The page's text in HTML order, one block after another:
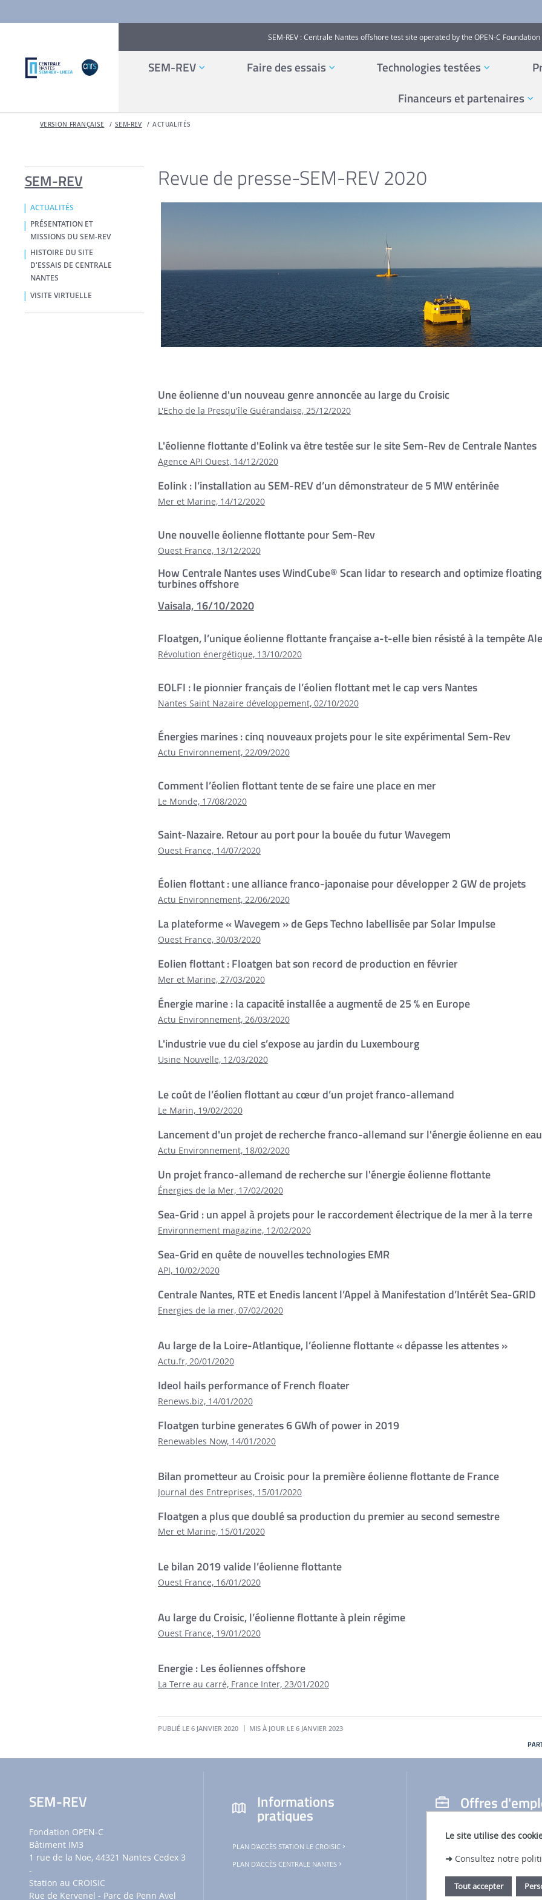
Le site utilise des
➜ Consultez notre
Tout accepter
SEM-REV : Centrale Nantes offshore test site operated by the OPEN-C Foundation
SEM-REV Faire des essais Technologies testées
Financeurs et partenaires
VERSION FRANÇAISE SEM-REV ACTUALITÉS
SEM-REV
ACTUALITÉS
PRÉSENTATION ET
MISSIONS DU SEM-REV
HISTOIRE DU SITE
D'ESSAIS DE CENTRALE
NANTES
VISITE VIRTUELLE
Revue de presse-SEM-REV 2020
Une éolienne d'un nouveau genre annoncée au large du Croisic
L'Echo de la Presqu'île Guérandaise, 25/12/2020
L'éolienne flottante d'Eolink va être testée sur le site Sem-Rev de Centrale Nantes
Agence API Ouest, 14/12/2020
Eolink : l’installation au SEM-REV d’un démonstrateur de 5 MW entérinée
Mer et Marine, 14/12/2020
Une nouvelle éolienne flottante pour Sem-Rev
Ouest France, 13/12/2020
How Centrale Nantes uses WindCube® Scan lidar to research and optimize
turbines offshore
Vaisala, 16/10/2020
Floatgen, l’unique éolienne flottante française a-t-elle bien résisté à la tempête
Révolution énergétique, 13/10/2020
EOLFI : le pionnier français de l’éolien flottant met le cap vers Nantes
Nantes Saint Nazaire développement, 02/10/2020
Énergies marines : cinq nouveaux projets pour le site expérimental Sem-Rev
Actu Environnement, 22/09/2020
Comment l’éolien flottant tente de se faire une place en mer
Le Monde, 17/08/2020
Saint-Nazaire. Retour au port pour la bouée du futur Wavegem
Ouest France, 14/07/2020
Éolien flottant : une alliance franco-japonaise pour développer 2 GW de projets
Actu Environnement, 22/06/2020
La plateforme « Wavegem » de Geps Techno labellisée par Solar Impulse
Ouest France, 30/03/2020
Eolien flottant : Floatgen bat son record de production en février
Mer et Marine, 27/03/2020
Énergie marine : la capacité installée a augmenté de 25 % en Europe
Actu Environnement, 26/03/2020
L'industrie vue du ciel s’expose au jardin du Luxembourg
Usine Nouvelle, 12/03/2020
Le coût de l’éolien flottant au cœur d’un projet franco-allemand
Le Marin, 19/02/2020
Lancement d'un projet de recherche franco-allemand sur l'énergie éolienne en
Actu Environnement, 18/02/2020
Un projet franco-allemand de recherche sur l'énergie éolienne flottante
Énergies de la Mer, 17/02/2020
Sea-Grid : un appel à projets pour le raccordement électrique de la mer à la terre
Environnement magazine, 12/02/2020
Sea-Grid en quête de nouvelles technologies EMR
API, 10/02/2020
Centrale Nantes, RTE et Enedis lancent l’Appel à Manifestation d’Intérêt Sea-GRID
Energies de la mer, 07/02/2020
Au large de la Loire-Atlantique, l’éolienne flottante « dépasse les attentes »
Actu.fr, 20/01/2020
Ideol hails performance of French floater
Renews.biz, 14/01/2020
Floatgen turbine generates 6 GWh of power in 2019
Renewables Now, 14/01/2020
Bilan prometteur au Croisic pour la première éolienne flottante de France
Journal des Entreprises, 15/01/2020
Floatgen a plus que doublé sa production du premier au second semestre
Mer et Marine, 15/01/2020
Le bilan 2019 valide l’éolienne flottante
Ouest France, 16/01/2020
Au large du Croisic, l’éolienne flottante à plein régime
Ouest France, 19/01/2020
Energie : Les éoliennes offshore
La Terre au carré, France Inter, 23/01/2020
PUBLIÉ LE 6 JANVIER 2020 MIS À JOUR LE 6 JANVIER 2023
SEM-REV
Fondation OPEN-C
Bâtiment IM3
1 rue de la Noë, 44321 Nantes Cedex 3
-
Station au CROISIC
Rue de Kervenel - Parc de Penn Avel
Informations
pratiques
PLAN D'ACCÈS STATION LE CROISIC
PLAN D'ACCÈS CENTRALE NANTES
Offres
OFFRES D'EMPLOIS, DE THÈSES
OFFRES D'EMPLOI À CENTRALE